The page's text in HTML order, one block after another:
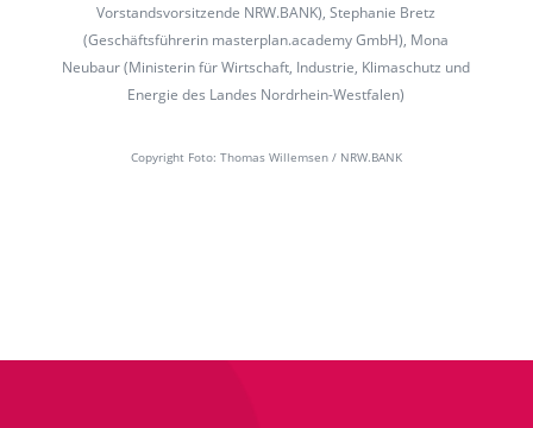
Vorstandsvorsitzende NRW.BANK), Stephanie Bretz
(Geschäftsführerin masterplan.academy GmbH), Mona
Neubaur (Ministerin für Wirtschaft, Industrie, Klimaschutz und
Energie des Landes Nordrhein-Westfalen)
Copyright Foto: Thomas Willemsen / NRW.BANK